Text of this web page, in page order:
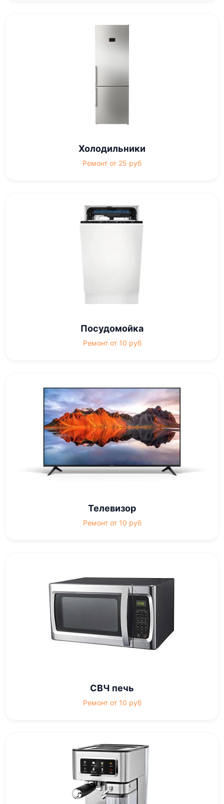
Холодильники
Ремонт от 25 руб
Посудомойка
Ремонт от 10 руб
Телевизор
Ремонт от 10 руб
СВЧ печь
Ремонт от 10 руб